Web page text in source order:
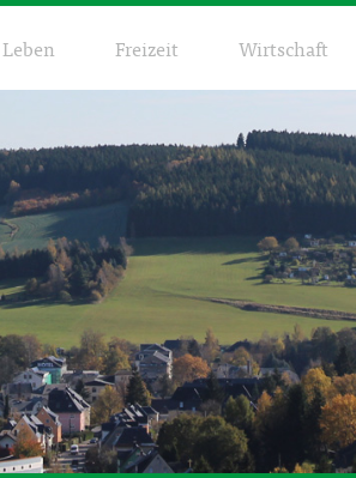
Leben Freizeit Wirtschaft